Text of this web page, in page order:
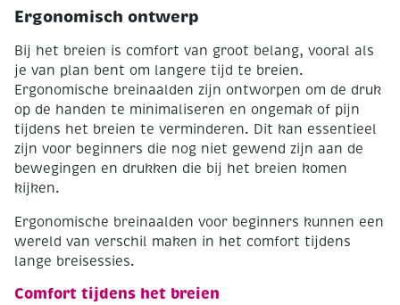
Ergonomisch ontwerp
Bij het breien is comfort van groot belang, vooral als
je van plan bent om langere tijd te breien.
Ergonomische breinaalden zijn ontworpen om de druk
op de handen te minimaliseren en ongemak of pijn
tijdens het breien te verminderen. Dit kan essentieel
zijn voor beginners die nog niet gewend zijn aan de
bewegingen en drukken die bij het breien komen
kijken.
Ergonomische breinaalden voor beginners kunnen een
wereld van verschil maken in het comfort tijdens
lange breisessies.
Comfort tijdens het breien